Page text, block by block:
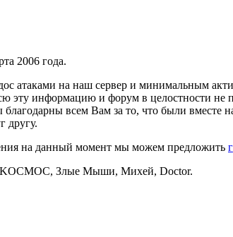
2006 года.
атаками на наш сервер и минимальным
эту информацию и форум в целостности не
всем Вам за то, что были вместе
другу.
на данный момент мы можем предложить
KOCMOC, Злые Мыши, Михей, Doctor.